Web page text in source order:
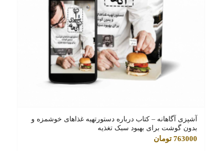
آشپزی آگاهانه – کتاب درباره دستورتهیه غذاهای خوشمزه و
بدون گوشت برای بهبود سبک تغذیه
763000 تومان